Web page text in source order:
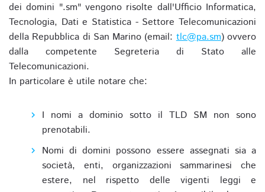
dei domini ".sm" vengono risolte dall'Ufficio Informatica,
Tecnologia, Dati e Statistica - Settore Telecomunicazioni
della Repubblica di San Marino (email:tlc@pa.sm) ovvero
dalla competente Segreteria di Stato alle
Telecomunicazioni.
In particolare è utile notare che:
I nomi a dominio sotto il TLD SM non sono
prenotabili.
Nomi di domini possono essere assegnati sia a
società, enti, organizzazioni sammarinesi che
estere, nel rispetto delle vigenti leggi e